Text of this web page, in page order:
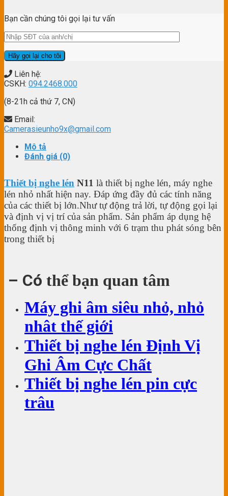
Bạn cần chúng tôi gọi lại tư vấn
Liên hệ:
CSKH: 094.2468.000
(8-21h cả thứ 7, CN)
Email:
Camerasieunho9x@gmail.com
Mô tả
Đánh giá (0)
Thiết bị nghe lén N11 là thiết bị nghe lén, máy nghe
lén nhỏ nhất hiện nay. Đáp ứng đầy đủ các tính năng
của các thiết bị lớn.Như tự động trả lời, tự động gọi lại
và định vị vị trí của sản phẩm. Sản phẩm áp dụng hệ
thống định vị thông minh với 6 trạm thu phát sóng bên
trong thiết bị
– Có thể bạn quan tâm
Máy ghi âm siêu nhỏ, nhỏ
nhât thế giới
Thiết bị nghe lén Định Vị
Ghi Âm Cực Chất
Thiết bị nghe lén pin cực
trâu